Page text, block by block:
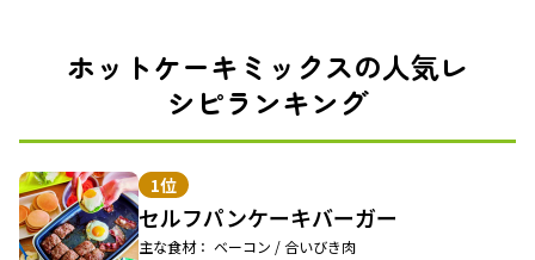
ホットケーキミックスの人気レ
シピランキング
1位
セルフパンケーキバーガー
主な食材： ベーコン / 合いびき肉